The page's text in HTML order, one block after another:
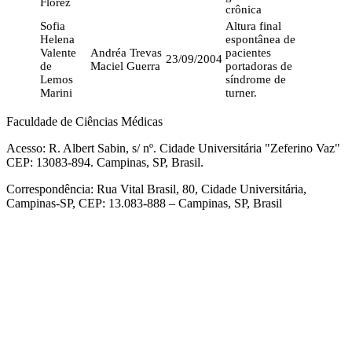
Florez
crônica
Sofia
Helena
Valente
de
Lemos
Marini
Andréa Trevas
Maciel Guerra
23/09/2004
Altura final
espontânea de
pacientes
portadoras de
síndrome de
turner.
Faculdade de Ciências Médicas
Acesso: R. Albert Sabin, s/ nº. Cidade Universitária "Zeferino Vaz"
CEP: 13083-894. Campinas, SP, Brasil.
Correspondência: Rua Vital Brasil, 80, Cidade Universitária,
Campinas-SP, CEP: 13.083-888 – Campinas, SP, Brasil